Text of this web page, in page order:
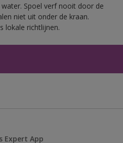
Spoel verf nooit door de
niet uit onder de kraan.
lokale richtlijnen.
Expert App